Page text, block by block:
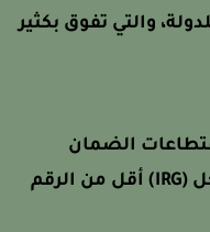
والتي تفوق بكثير
الضمان
الاجتماعي والضريبة على الدخل (IRG) أقل من الرقم